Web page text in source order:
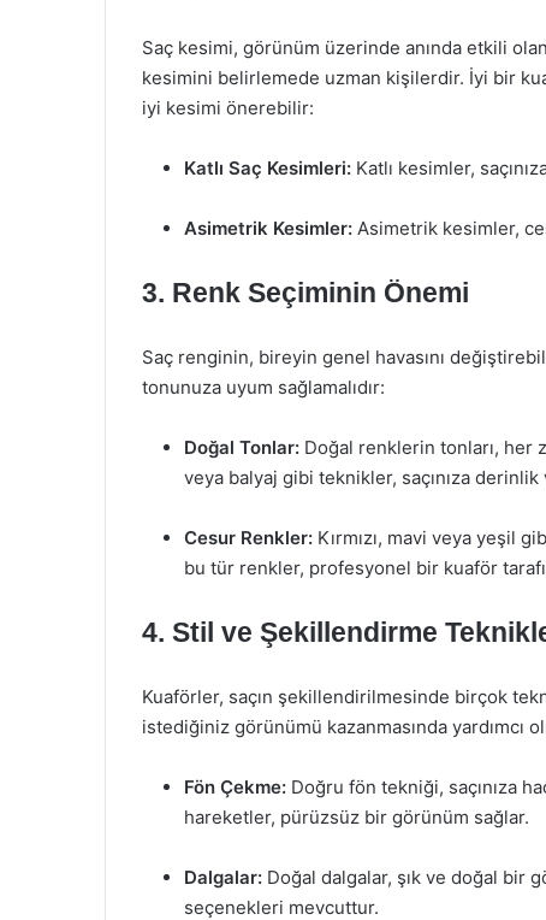
Saç kesimi, görünüm üzerinde anında etkili
kesimini belirlemede uzman kişilerdir. İyi bir
iyi kesimi önerebilir:
Katlı Saç Kesimleri: Katlı kesimler,
Asimetrik Kesimler: Asimetrik kesimler,
3. Renk Seçiminin Önemi
Saç renginin, bireyin genel havasını
tonunuza uyum sağlamalıdır:
Doğal Tonlar: Doğal renklerin tonları, her
veya balyaj gibi teknikler, saçınıza derinlik
Cesur Renkler: Kırmızı, mavi veya yeşil
bu tür renkler, profesyonel bir kuaför
4. Stil ve Şekillendirme
Kuaförler, saçın şekillendirilmesinde birçok
istediğiniz görünümü kazanmasında yardımcı
Fön Çekme: Doğru fön tekniği, saçınıza
hareketler, pürüzsüz bir görünüm sağlar.
Dalgalar: Doğal dalgalar, şık ve doğal bir
seçenekleri mevcuttur.